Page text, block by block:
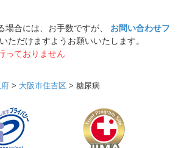
場合には、お手数ですが、 お問い合わせフ
ただけますようお願いいたします。
っておりません
府 > 大阪市住吉区 > 糖尿病